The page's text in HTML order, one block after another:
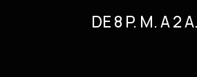
DE 8 P. M. A 2